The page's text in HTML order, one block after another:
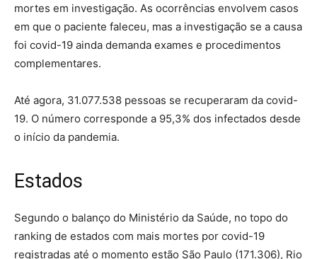
mortes em investigação. As ocorrências envolvem casos
em que o paciente faleceu, mas a investigação se a causa
foi covid-19 ainda demanda exames e procedimentos
complementares.
Até agora, 31.077.538 pessoas se recuperaram da covid-
19. O número corresponde a 95,3% dos infectados desde
o início da pandemia.
Estados
Segundo o balanço do Ministério da Saúde, no topo do
ranking de estados com mais mortes por covid-19
registradas até o momento estão São Paulo (171.306), Rio